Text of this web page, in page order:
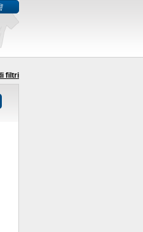
filtri